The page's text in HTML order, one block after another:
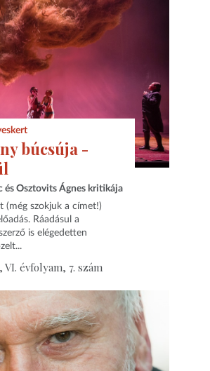
búcsúja -
és Osztovits Ágnes kritikája
(még szokjuk a címet!)
Ráadásul a
is elégedetten
évfolyam, 7. szám